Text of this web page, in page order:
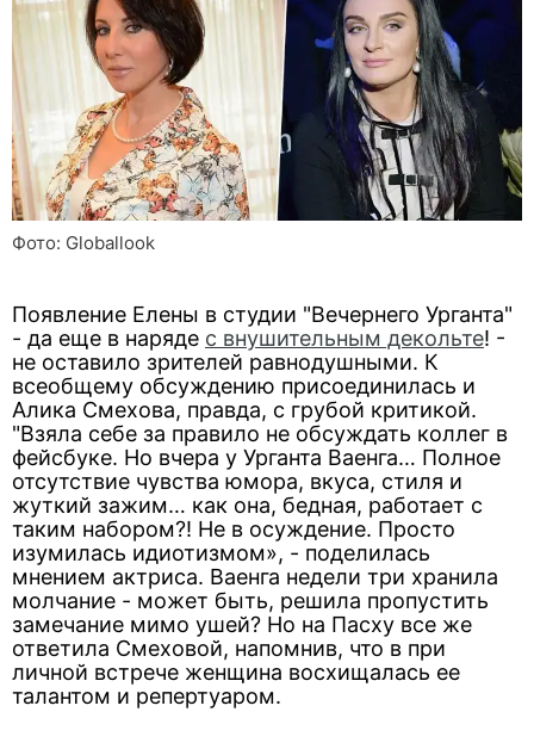
Фото: Globallook
Появление Елены в студии "Вечернего Урганта"
- да еще в наряде с внушительным декольте! -
не оставило зрителей равнодушными. К
всеобщему обсуждению присоединилась и
Алика Смехова, правда, с грубой критикой.
"Взяла себе за правило не обсуждать коллег в
фейсбуке. Но вчера у Урганта Ваенга… Полное
отсутствие чувства юмора, вкуса, стиля и
жуткий зажим… как она, бедная, работает с
таким набором?! Не в осуждение. Просто
изумилась идиотизмом», - поделилась
мнением актриса. Ваенга недели три хранила
молчание - может быть, решила пропустить
замечание мимо ушей? Но на Пасху все же
ответила Смеховой, напомнив, что в при
личной встрече женщина восхищалась ее
талантом и репертуаром.